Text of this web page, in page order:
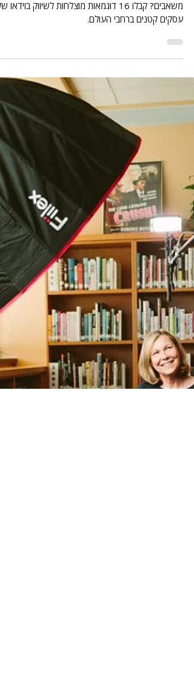
וידאו (כולל דוגמאות!)
עסקים קטנים ברחבי העולם.